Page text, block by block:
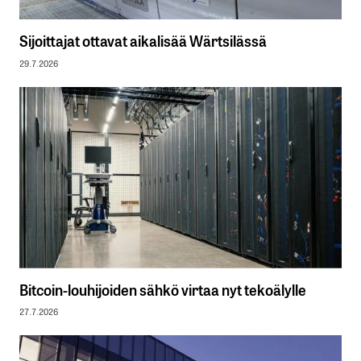
Sijoittajat ottavat aikalisää Wärtsilässä
29.7.2026
Bitcoin-louhijoiden sähkö virtaa nyt tekoälylle
27.7.2026